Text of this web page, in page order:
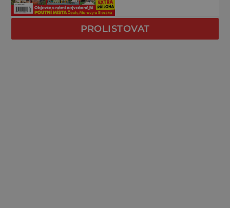
PROLISTOVAT